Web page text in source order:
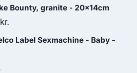
pris
er:
72.50 kr..
Bounty, granite - 20x14cm
kr.
aktuelle
Label Sexmachine - Baby -